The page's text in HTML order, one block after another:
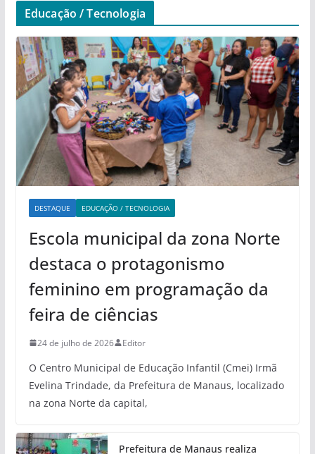
Educação / Tecnologia
DESTAQUE EDUCAÇÃO / TECNOLOGIA
Escola municipal da zona Norte
destaca o protagonismo
feminino em programação da
feira de ciências
24 de julho de 2026 Editor
O Centro Municipal de Educação Infantil (Cmei) Irmã
Evelina Trindade, da Prefeitura de Manaus, localizado
na zona Norte da capital,
Prefeitura de Manaus realiza